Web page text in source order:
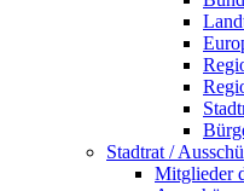
Stadtrat /
Mitglieder